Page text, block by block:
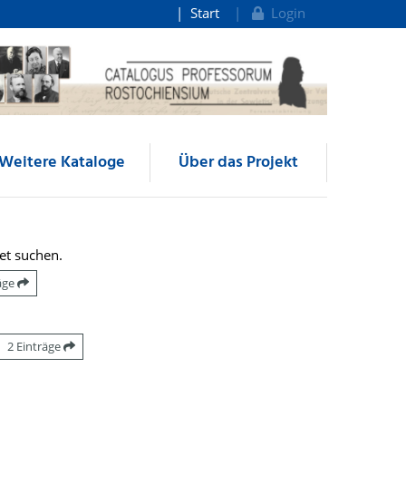
Start Login
Kataloge Über das Projekt
suchen.
2 Einträge